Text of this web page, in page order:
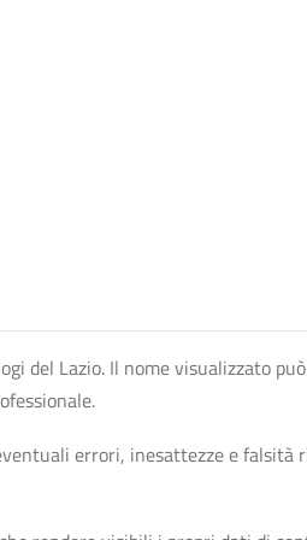
del Lazio. Il nome visualizzato può
errori, inesattezze e falsità